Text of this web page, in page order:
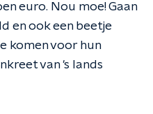
euro. Nou moe! Gaan
en ook een beetje
komen voor hun
van 's lands